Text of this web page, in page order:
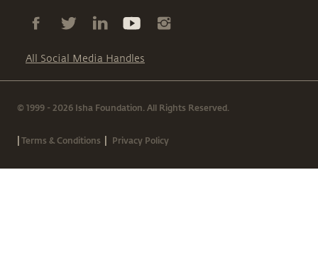
All Social Media Handles
© 1999 - 2026 Isha Foundation. All Rights Reserved.
|Terms & Conditions | Privacy Policy